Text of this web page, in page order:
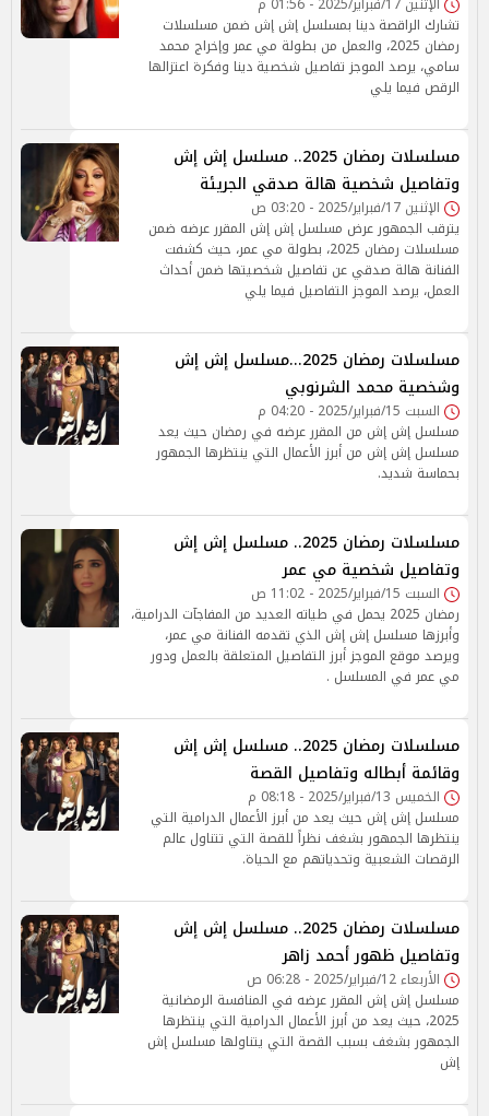
تشارك الراقصة دينا بمسلسل إش إش ضمن مسلسلات
رمضان 2025، والعمل من بطولة مي عمر وإخراج محمد
سامي، يرصد الموجز تفاصيل شخصية دينا وفكرة اعتزالها
الرقص فيما يلي
مسلسلات رمضان 2025.. مسلسل إش إش
وتفاصيل شخصية هالة صدقي الجريئة
الإثنين 17/فبراير/2025 - 03:20 ص
يترقب الجمهور عرض مسلسل إش إش المقرر عرضه ضمن
مسلسلات رمضان 2025، بطولة مي عمر، حيث كشفت
الفنانة هالة صدقي عن تفاصيل شخصيتها ضمن أحداث
العمل، يرصد الموجز التفاصيل فيما يلي
مسلسلات رمضان 2025...مسلسل إش إش
وشخصية محمد الشرنوبي
السبت 15/فبراير/2025 - 04:20 م
مسلسل إش إش من المقرر عرضه في رمضان حيث يعد
مسلسل إش إش من أبرز الأعمال التي ينتظرها الجمهور
بحماسة شديد.
مسلسلات رمضان 2025.. مسلسل إش إش
وتفاصيل شخصية مي عمر
السبت 15/فبراير/2025 - 11:02 ص
رمضان 2025 يحمل في طياته العديد من المفاجآت الدرامية،
وأبرزها مسلسل إش إش الذي تقدمه الفنانة مي عمر،
ويرصد موقع الموجز أبرز التفاصيل المتعلقة بالعمل ودور
مي عمر في المسلسل .
مسلسلات رمضان 2025.. مسلسل إش إش
وقائمة أبطاله وتفاصيل القصة
الخميس 13/فبراير/2025 - 08:18 م
مسلسل إش إش حيث يعد من أبرز الأعمال الدرامية التي
ينتظرها الجمهور بشغف نظراً للقصة التي تتناول عالم
الرقصات الشعبية وتحدياتهم مع الحياة.
مسلسلات رمضان 2025.. مسلسل إش إش
وتفاصيل ظهور أحمد زاهر
الأربعاء 12/فبراير/2025 - 06:28 ص
مسلسل إش إش المقرر عرضه في المنافسة الرمضانية
2025، حيث يعد من أبرز الأعمال الدرامية التي ينتظرها
الجمهور بشغف بسبب القصة التي يتناولها مسلسل إش
إش